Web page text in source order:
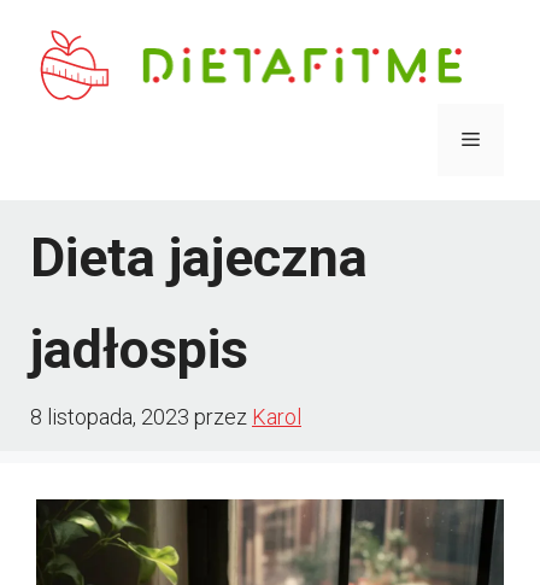
Menu
Dieta jajeczna
jadłospis
8 listopada, 2023 przez Karol